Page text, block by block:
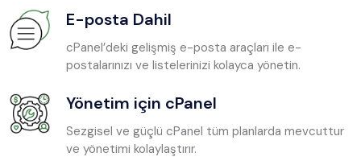
E-posta Dahil
cPanel’deki gelişmiş e-posta araçları ile e-
postalarınızı ve listelerinizi kolayca yönetin.
Yönetim için cPanel
Sezgisel ve güçlü cPanel tüm planlarda mevcuttur
ve yönetimi kolaylaştırır.